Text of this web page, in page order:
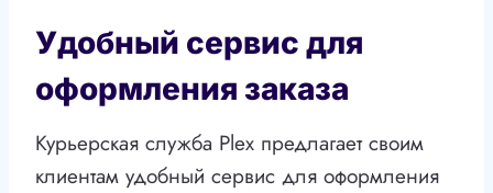
Удобный сервис для
оформления заказа
Курьерская служба Plex предлагает своим
клиентам удобный сервис для оформления